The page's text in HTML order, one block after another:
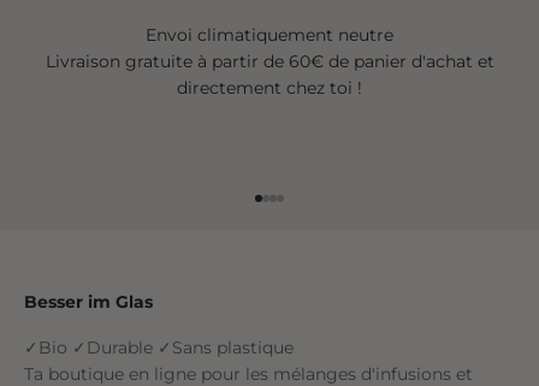
Envoi climatiquement neutre
Livraison gratuite à partir de 60€ de panier d'achat et
directement chez toi !
Besser im Glas
✓Bio ✓Durable ✓Sans plastique
Ta boutique en ligne pour les mélanges d'infusions et